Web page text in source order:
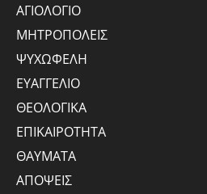
ΑΓΙΟΛΟΓΙΟ
ΜΗΤΡΟΠΟΛΕΙΣ
ΨΥΧΩΦΕΛΗ
ΕΥΑΓΓΕΛΙΟ
ΘΕΟΛΟΓΙΚΑ
ΕΠΙΚΑΙΡΟΤΗΤΑ
ΘΑΥΜΑΤΑ
ΑΠΟΨΕΙΣ